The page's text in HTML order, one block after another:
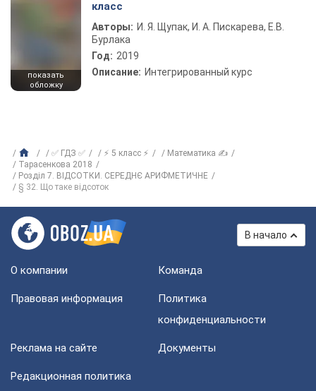
показать
обложку
класс
Авторы: И. Я. Щупак, И. А. Пискарева, Е.В.
Бурлака
Год: 2019
Описание: Интегрированный курс
✅ ГДЗ ✅ ⚡ 5 класс ⚡
Математика ✍
Тарасенкова 2018
Розділ 7. ВІДСОТКИ. СЕРЕДНЄ АРИФМЕТИЧНЕ
§ 32. Що таке відсоток
В начало
О компании Команда
Правовая информация
Политика
конфиденциальности
Реклама на сайте Документы
Редакционная политика